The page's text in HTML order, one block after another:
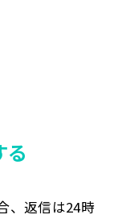
る
、返信は24時